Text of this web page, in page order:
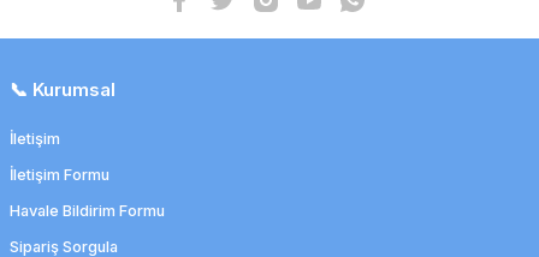
📞 Kurumsal
İletişim
İletişim Formu
Havale Bildirim Formu
Sipariş Sorgula